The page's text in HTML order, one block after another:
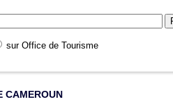
sur Office de Tourisme
CAMEROUN